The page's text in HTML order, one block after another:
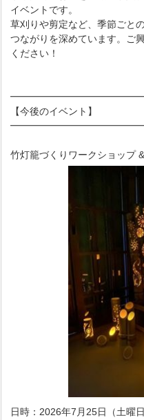
イベントです。
草刈りや剪定など、季節ごと
つながりを深めています。ご
ください！
【今後のイベント】
竹灯籠づくりワークショッ
日時：2026年7月25日（土曜